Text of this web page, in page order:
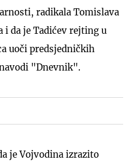
radikala Tomislava
i da je Tadićev rejting u
uoči predsjedničkih
"Dnevnik".
je Vojvodina izrazito